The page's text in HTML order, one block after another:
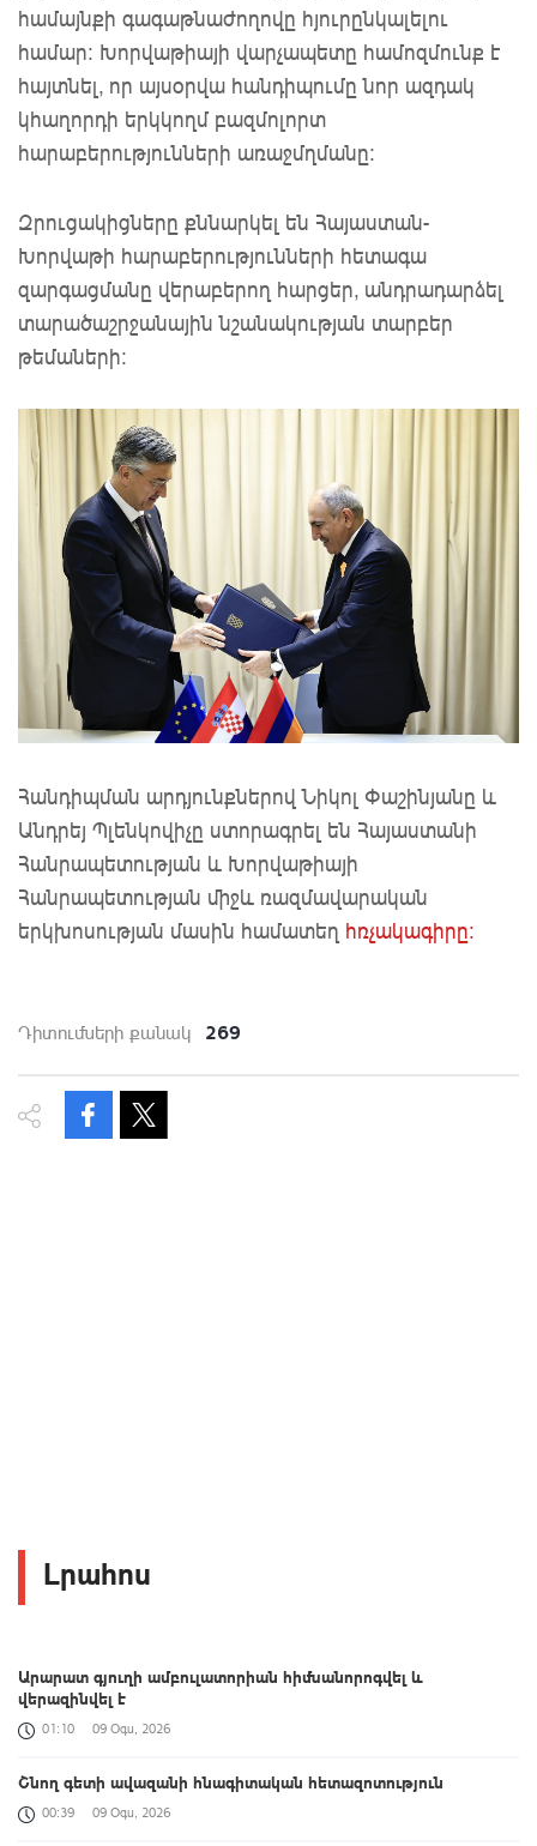
համայնքի գագաթնաժողովը հյուրընկալելու
համար։ Խորվաթիայի վարչապետը համոզմունք է
հայտնել, որ այսօրվա հանդիպումը նոր ազդակ
կհաղորդի երկկողմ բազմոլորտ
հարաբերությունների առաջմղմանը:
Զրուցակիցները քննարկել են Հայաստան-
Խորվաթի հարաբերությունների հետագա
զարգացմանը վերաբերող հարցեր, անդրադարձել
տարածաշրջանային նշանակության տարբեր
թեմաների։
Հանդիպման արդյունքներով Նիկոլ Փաշինյանը և
Անդրեյ Պլենկովիչը ստորագրել են Հայաստանի
Հանրապետության և Խորվաթիայի
Հանրապետության միջև ռազմավարական
երկխոսության մասին համատեղ հռչակագիրը:
Դիտումների քանակ 269
Լրահոս
Արարատ գյուղի ամբուլատորիան հիմնանորոգվել և
վերազինվել է
01:10 09 Օգս, 2026
Շնող գետի ավազանի հնագիտական հետազոտություն
00:39 09 Օգս, 2026